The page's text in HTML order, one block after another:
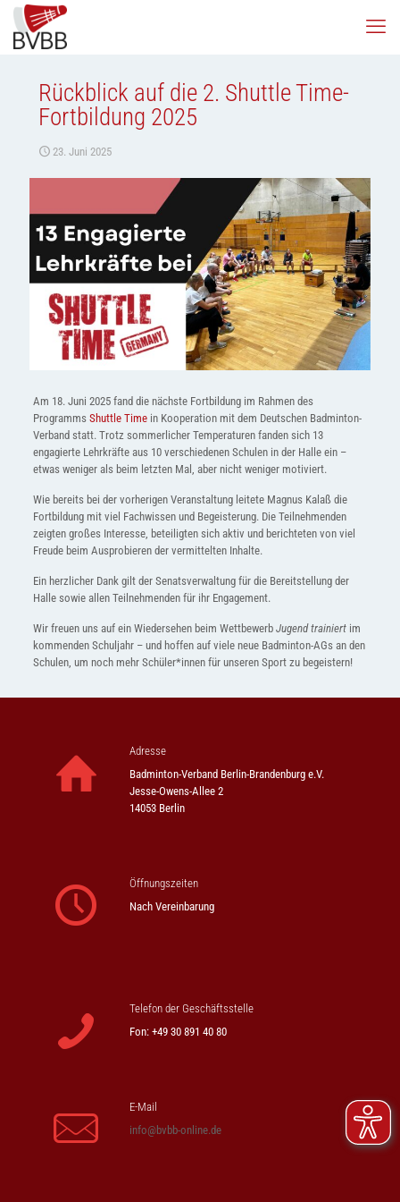
Rückblick auf die 2. Shuttle Time-
Fortbildung 2025
23. Juni 2025
Am 18. Juni 2025 fand die nächste Fortbildung im Rahmen des
Programms Shuttle Timein Kooperation mit dem Deutschen Badminton-
Verband statt. Trotz sommerlicher Temperaturen fanden sich 13
engagierte Lehrkräfte aus 10 verschiedenen Schulen in der Halle ein –
etwas weniger als beim letzten Mal, aber nicht weniger motiviert.
Wie bereits bei der vorherigen Veranstaltung leitete Magnus Kalaß die
Fortbildung mit viel Fachwissen und Begeisterung. Die Teilnehmenden
zeigten großes Interesse, beteiligten sich aktiv und berichteten von viel
Freude beim Ausprobieren der vermittelten Inhalte.
Ein herzlicher Dank gilt der Senatsverwaltung für die Bereitstellung der
Halle sowie allen Teilnehmenden für ihr Engagement.
Wir freuen uns auf ein Wiedersehen beim Wettbewerb Jugend trainiert im
kommenden Schuljahr – und hoffen auf viele neue Badminton-AGs an den
Schulen, um noch mehr Schüler*innen für unseren Sport zu begeistern!
Adresse
Badminton-Verband Berlin-Brandenburg e.V.
Jesse-Owens-Allee 2
14053 Berlin
Öffnungszeiten
Nach Vereinbarung
Telefon der Geschäftsstelle
Fon: +49 30 891 40 80
E-Mail
info@bvbb-online.de